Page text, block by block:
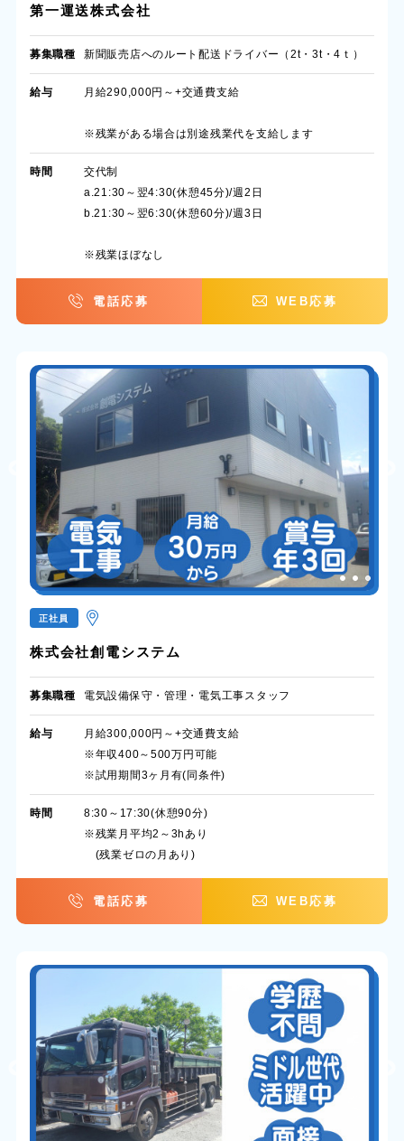
第一運送株式会社
募集職種 新聞販売店へのルート配送ドライバー（2t・3t・4ｔ）
給与 月給290,000円～+交通費支給
※残業がある場合は別途残業代を支給します
時間
交代制
a.21:30～翌4:30(休憩45分)/週2日
b.21:30～翌6:30(休憩60分)/週3日
※残業ほぼなし
電話応募 WEB応募
正社員
株式会社創電システム
募集職種 電気設備保守・管理・電気工事スタッフ
給与
月給300,000円～+交通費支給
※年収400～500万円可能
※試用期間3ヶ月有(同条件)
時間
8:30～17:30(休憩90分)
※残業月平均2～3hあり
(残業ゼロの月あり)
電話応募 WEB応募